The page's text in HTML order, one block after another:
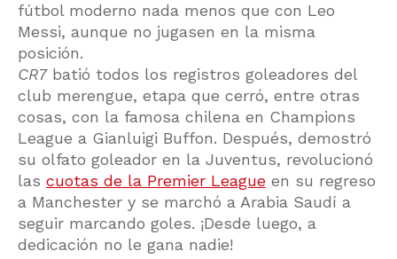
fútbol moderno nada menos que con Leo
Messi, aunque no jugasen en la misma
posición.
CR7batió todos los registros goleadores del
club merengue, etapa que cerró, entre otras
cosas, con la famosa chilena en Champions
League a Gianluigi Buffon. Después, demostró
su olfato goleador en la Juventus, revolucionó
las cuotas de la Premier League en su regreso
a Manchester y se marchó a Arabia Saudí a
seguir marcando goles. ¡Desde luego, a
dedicación no le gana nadie!